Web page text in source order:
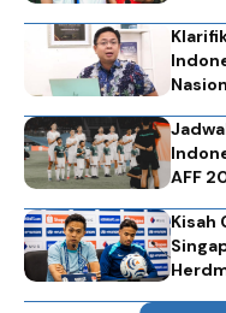
AFF
Kisah